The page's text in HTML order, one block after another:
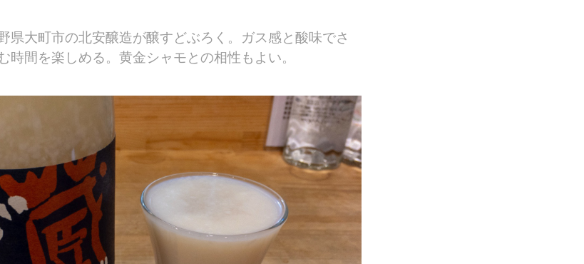
県大町市の北安醸造が醸すどぶろく。ガス感と酸味でさ
時間を楽しめる。黄金シャモとの相性もよい。